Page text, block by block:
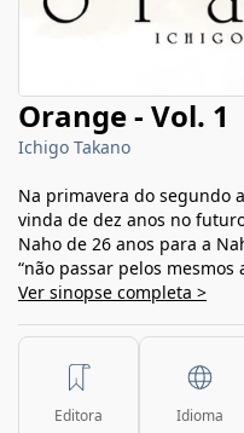
Orange - Vol. 1
Ichigo Takano
Na primavera do segundo
vinda de dez anos no
Naho de 26 anos para a
“não passar pelos
Ver sinopse completa >
Editora Idioma